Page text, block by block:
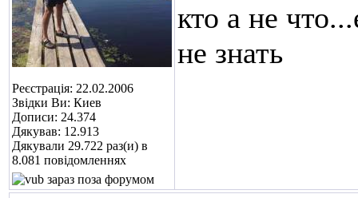
Реєстрація: 22.02.2006
Звідки Ви: Киев
Дописи: 24.374
Дякував: 12.913
Дякували 29.722 раз(и) в
8.081 повідомленнях
кто а не
не знать